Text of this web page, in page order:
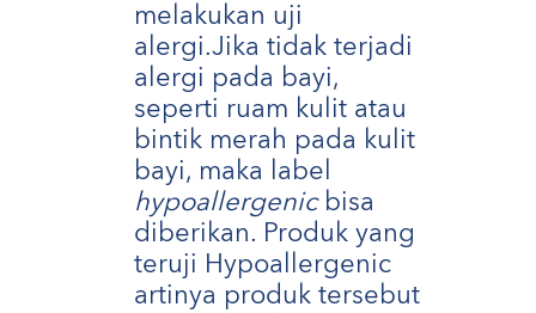
melakukan uji
alergi.Jika tidak terjadi
alergi pada bayi,
seperti ruam kulit atau
bintik merah pada kulit
bayi, maka label
hypoallergenic bisa
diberikan. Produk yang
teruji Hypoallergenic
artinya produk tersebut